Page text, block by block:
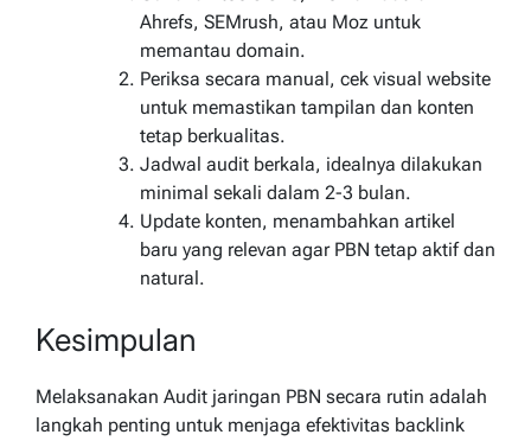
Ahrefs, SEMrush, atau Moz untuk
memantau domain.
Periksa secara manual, cek visual website
untuk memastikan tampilan dan konten
tetap berkualitas.
Jadwal audit berkala, idealnya dilakukan
minimal sekali dalam 2-3 bulan.
Update konten, menambahkan artikel
baru yang relevan agar PBN tetap aktif dan
natural.
Kesimpulan
Melaksanakan Audit jaringan PBN secara rutin adalah
langkah penting untuk menjaga efektivitas backlink